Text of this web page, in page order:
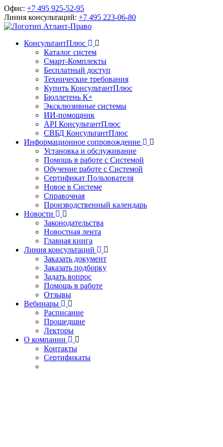
Офис: +7 495 925-52-95
Линия консультаций: +7 495 223-06-80
КонсультантПлюс
Каталог систем
Смарт-Комплекты
Бесплатный доступ
Технические требования
Купить КонсультантПлюс
Бюллетень К+
Эксклюзивные системы
ИИ-помощник
API КонсультантПлюс
СВБД КонсультантПлюс
Информационное сопровождение
Установка и обслуживание
Помощь в работе с Системой
Обучение работе с Системой
Сертификат Пользователя
Новое в Системе
Справочная
Производственный календарь
Новости
Законодательства
Новостная лента
Главная книга
Линия консультаций
Заказать документ
Заказать подборку
Задать вопрос
Помощь в работе
Отзывы
Вебинары
Расписание
Прошедшие
Лекторы
О компании
Контакты
Сертификаты